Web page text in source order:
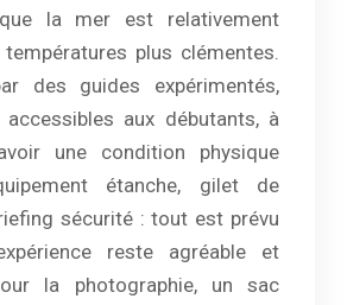
la mer est relativement
plus clémentes.
des guides expérimentés,
aux débutants, à
une condition physique
étanche, gilet de
sécurité : tout est prévu
reste agréable et
la photographie, un sac